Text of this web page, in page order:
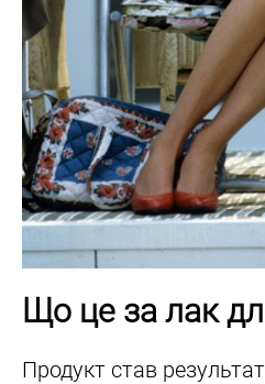
Що це за лак
Продукт став